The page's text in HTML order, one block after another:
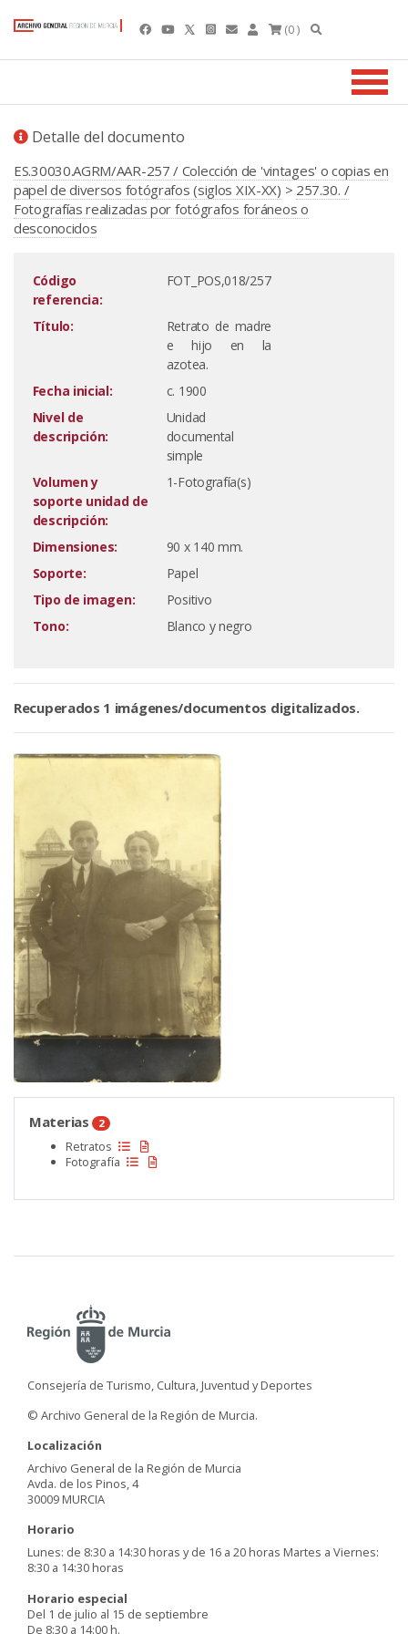
(0 )
Detalle del documento
ES.30030.AGRM/AAR-257 / Colección de 'vintages' o copias en
papel de diversos fotógrafos (siglos XIX-XX) > 257.30. /
Fotografías realizadas por fotógrafos foráneos o
desconocidos
Código
referencia:
FOT_POS,018/257
Título:
Retrato de madre
e hijo en la
azotea.
Fecha inicial:
c. 1900
Nivel de
descripción:
Unidad
documental
simple
Volumen y
soporte unidad de
descripción:
1-Fotografía(s)
Dimensiones:
90 x 140 mm.
Soporte:
Papel
Tipo de imagen:
Positivo
Tono:
Blanco y negro
Recuperados 1 imágenes/documentos digitalizados.
Materias 2
Retratos
Fotografía
Consejería de Turismo, Cultura, Juventud y Deportes
© Archivo General de la Región de Murcia.
Localización
Archivo General de la Región de Murcia
Avda. de los Pinos, 4
30009 MURCIA
Horario
Lunes: de 8:30 a 14:30 horas y de 16 a 20 horas Martes a Viernes:
8:30 a 14:30 horas
Horario especial
Del 1 de julio al 15 de septiembre
De 8:30 a 14:00 h.